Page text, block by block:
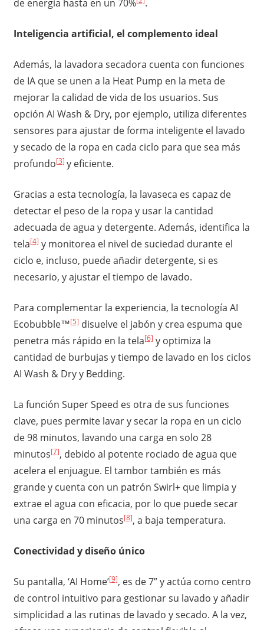
de energía hasta en un 70%
.
Inteligencia artificial, el complemento ideal
Además, la lavadora secadora cuenta con funciones
de IA que se unen a la Heat Pump en la meta de
mejorar la calidad de vida de los usuarios. Sus
opción AI Wash & Dry, por ejemplo, utiliza diferentes
sensores para ajustar de forma inteligente el lavado
y secado de la ropa en cada ciclo para que sea más
profundo[3] y eficiente.
Gracias a esta tecnología, la lavaseca es capaz de
detectar el peso de la ropa y usar la cantidad
adecuada de agua y detergente. Además, identifica la
tela[4] y monitorea el nivel de suciedad durante el
ciclo e, incluso, puede añadir detergente, si es
necesario, y ajustar el tiempo de lavado.
Para complementar la experiencia, la tecnología AI
Ecobubble™[5] disuelve el jabón y crea espuma que
penetra más rápido en la tela[6] y optimiza la
cantidad de burbujas y tiempo de lavado en los ciclos
AI Wash & Dry y Bedding.
La función Super Speed es otra de sus funciones
clave, pues permite lavar y secar la ropa en un ciclo
de 98 minutos, lavando una carga en solo 28
minutos[7], debido al potente rociado de agua que
acelera el enjuague. El tambor también es más
grande y cuenta con un patrón Swirl+ que limpia y
extrae el agua con eficacia, por lo que puede secar
una carga en 70 minutos[8], a baja temperatura.
Conectividad y diseño único
Su pantalla, ‘AI Home’[9], es de 7” y actúa como centro
de control intuitivo para gestionar su lavado y añadir
simplicidad a las rutinas de lavado y secado. A la vez,